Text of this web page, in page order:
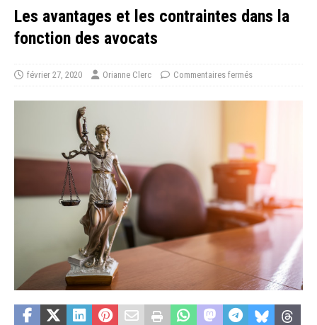
Les avantages et les contraintes dans la
fonction des avocats
février 27, 2020 Orianne Clerc Commentaires fermés